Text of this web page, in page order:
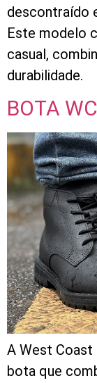
descontraído
Este modelo
casual,
durabilidade.
BOTA
A West Coast
bota que